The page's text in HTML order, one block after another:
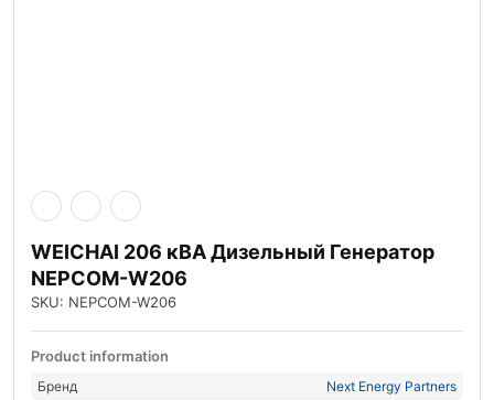
WEICHAI 206 кВА Дизельный Генератор
NEPCOM-W206
SKU: NEPCOM-W206
Product information
Бренд
Next Energy Partners